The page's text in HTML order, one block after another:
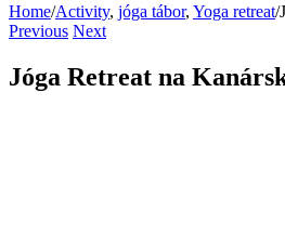
Home/Activity, jóga tábor, Yoga retreat/
Previous Next
Jóga Retreat na